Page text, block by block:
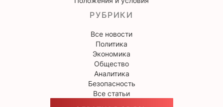
РУБРИКИ
Все новости
Политика
Экономика
Общество
Аналитика
Безопасность
Все статьи